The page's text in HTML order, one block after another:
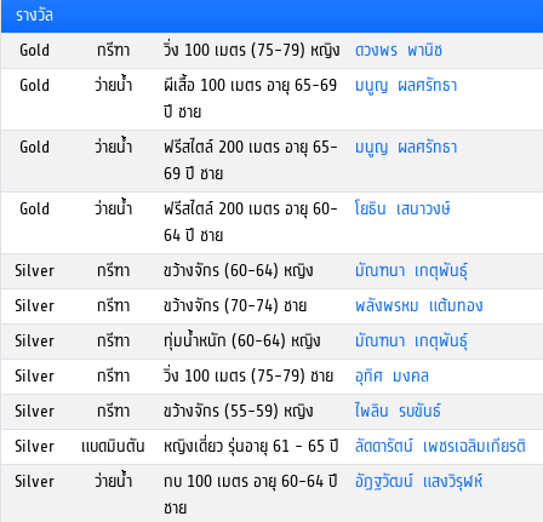
รางวัล
Gold กรีฑา วิ่ง 100 เมตร (75-79) หญิง
ดวงพร พานิช
Gold
ว่ายน้ำ
ผีเสื้อ 100 เมตร อายุ 65-69
ปี ชาย
มนูญ ผลศรัทธา
Gold ว่ายน้ำ
ฟรีสไตล์ 200 เมตร อายุ 65-
69 ปี ชาย
มนูญ ผลศรัทธา
Gold ว่ายน้ำ
ฟรีสไตล์ 200 เมตร อายุ 60-
64 ปี ชาย
โยธิน เสนาวงษ์
Silver กรีฑา ขว้างจักร (60-64) หญิง
มัณฑนา เกตุพันธุ์
Silver
กรีฑา ขว้างจักร (70-74) ชาย
พลังพรหม แต้มทอง
Silver
กรีฑา ทุ่มน้ำหนัก (60-64) หญิง
มัณฑนา เกตุพันธุ์
Silver
กรีฑา วิ่ง 100 เมตร (75-79) ชาย
อุทิศ มงคล
Silver
กรีฑา ขว้างจักร (55-59) หญิง
ไพลิน รบขันธ์
Silver
แบดมินตัน หญิงเดี่ยว รุ่นอายุ 61 - 65 ปี
ลัดดารัตน์ เพชรเฉลิมเกียรติ
Silver
ว่ายน้ำ
กบ 100 เมตร อายุ 60-64 ปี
ชาย
อัฏฐวัฒน์ แสงวิรุฬห์